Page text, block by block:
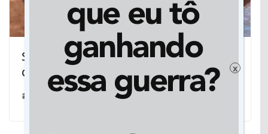
Sancionada lei que cria Patrulha Maria
da Penha em Dourados
x